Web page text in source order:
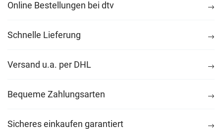
Online Bestellungen bei dtv
Schnelle Lieferung
Versand u.a. per DHL
Bequeme Zahlungsarten
Sicheres einkaufen garantiert